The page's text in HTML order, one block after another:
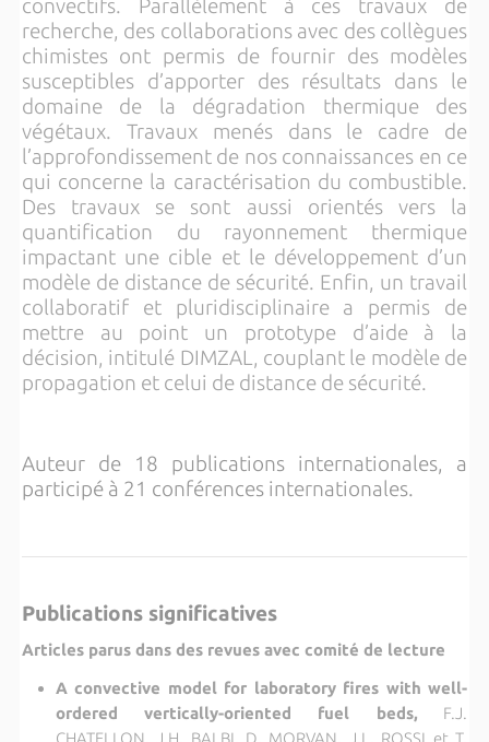
convectifs. Parallèlement à ces travaux de
recherche, des collaborations avec des collègues
chimistes ont permis de fournir des modèles
susceptibles d’apporter des résultats dans le
domaine de la dégradation thermique des
végétaux. Travaux menés dans le cadre de
l’approfondissement de nos connaissances en ce
qui concerne la caractérisation du combustible.
Des travaux se sont aussi orientés vers la
quantification du rayonnement thermique
impactant une cible et le développement d’un
modèle de distance de sécurité. Enfin, un travail
collaboratif et pluridisciplinaire a permis de
mettre au point un prototype d’aide à la
décision, intitulé DIMZAL, couplant le modèle de
propagation et celui de distance de sécurité.
Auteur de 18 publications internationales, a
participé à 21 conférences internationales.
Publications significatives
Articles parus dans des revues avec comité de lecture
A convective model for laboratory fires with well-
ordered vertically-oriented fuel beds, F.J.
CHATELLON, J.H. BALBI, D. MORVAN, J.L. ROSSI et T.